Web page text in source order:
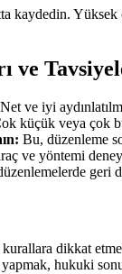
kaydedin.
ve
Net ve iyi
küçük veya çok
Bu, düzenleme
ve yöntemi
geri
dikkat
hukuki